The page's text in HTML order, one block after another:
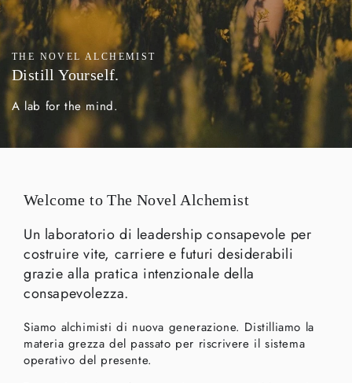
THE NOVEL ALCHEMIST
Distill Yourself.
A lab for the mind.
Welcome to The Novel Alchemist
Un laboratorio di leadership consapevole per
costruire vite, carriere e futuri desiderabili
grazie alla pratica intenzionale della
consapevolezza.
Siamo alchimisti di nuova generazione. Distilliamo la
materia grezza del passato per riscrivere il sistema
operativo del presente.